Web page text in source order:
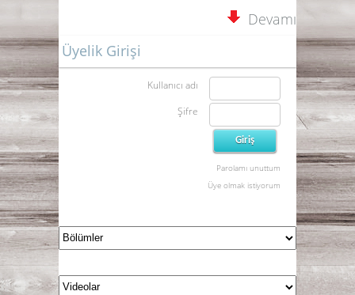
Devamı
Üyelik Girişi
Kullanıcı adı
Şifre
Parolamı unuttum
Üye olmak istiyorum